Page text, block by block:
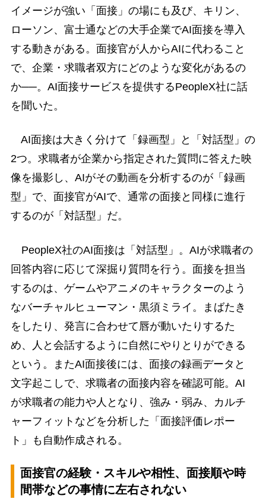
イメージが強い「面接」の場にも及び、キリン、
ローソン、富士通などの大手企業でAI面接を導入
する動きがある。面接官が人からAIに代わること
で、企業・求職者双方にどのような変化があるの
か──。AI面接サービスを提供するPeopleX社に話
を聞いた。
AI面接は大きく分けて「録画型」と「対話型」の
2つ。求職者が企業から指定された質問に答えた映
像を撮影し、AIがその動画を分析するのが「録画
型」で、面接官がAIで、通常の面接と同様に進行
するのが「対話型」だ。
PeopleX社のAI面接は「対話型」。AIが求職者の
回答内容に応じて深掘り質問を行う。面接を担当
するのは、ゲームやアニメのキャラクターのよう
なバーチャルヒューマン・黒須ミライ。まばたき
をしたり、発言に合わせて唇が動いたりするた
め、人と会話するように自然にやりとりができる
という。またAI面接後には、面接の録画データと
文字起こしで、求職者の面接内容を確認可能。AI
が求職者の能力や人となり、強み・弱み、カルチ
ャーフィットなどを分析した「面接評価レポー
ト」も自動作成される。
面接官の経験・スキルや相性、面接順や時
間帯などの事情に左右されない